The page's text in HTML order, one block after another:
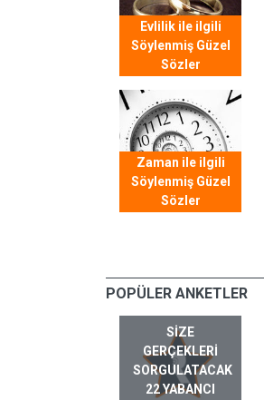
Evlilik ile ilgili
Söylenmiş Güzel
Sözler
Zaman ile ilgili
Söylenmiş Güzel
Sözler
POPÜLER ANKETLER
SIZE
GERÇEKLERI
SORGULATACAK
22 YABANCI